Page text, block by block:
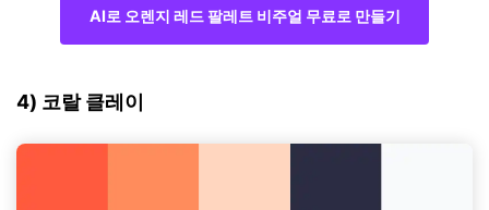
AI로 오렌지 레드 팔레트 비주얼 무료로 만들기
4) 코랄 클레이